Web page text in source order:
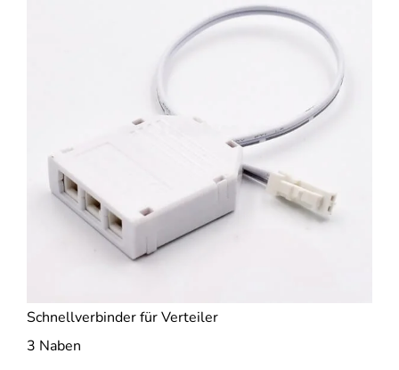
Schnellverbinder für Verteiler
3 Naben